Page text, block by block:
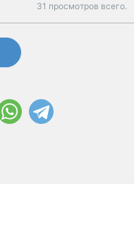
31 просмотров всего.